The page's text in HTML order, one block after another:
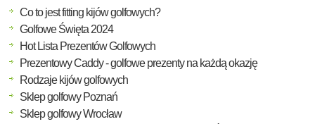
Co to jest fitting kijów golfowych?
Golfowe Święta 2024
Hot Lista Prezentów Golfowych
Prezentowy Caddy - golfowe prezenty na każdą okazję
Rodzaje kijów golfowych
Sklep golfowy Poznań
Sklep golfowy Wrocław